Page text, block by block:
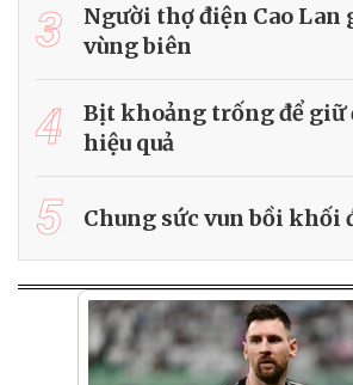
3
Người thợ điện Cao Lan
vùng biên
4
Bịt khoảng trống để giữ
hiệu quả
5 Chung sức vun bồi khối